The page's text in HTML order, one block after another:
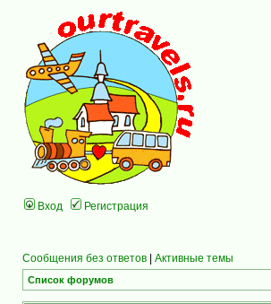
Вход Регистрация
Сообщения без ответов | Активные темы
Список форумов